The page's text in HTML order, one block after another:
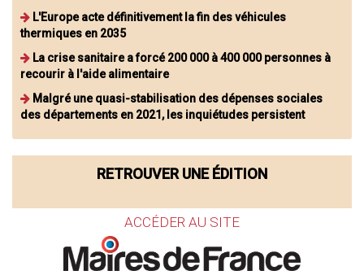
L'Europe acte définitivement la fin des véhicules
thermiques en 2035
La crise sanitaire a forcé 200 000 à 400 000 personnes à
recourir à l'aide alimentaire
Malgré une quasi-stabilisation des dépenses sociales
des départements en 2021, les inquiétudes persistent
RETROUVER UNE ÉDITION
ACCÉDER AU SITE